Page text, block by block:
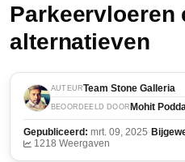
Parkeervloeren
alternatieven
AUTEURTeam Stone Galleria
BEOORDEELD DOOR Mohit
Gepubliceerd: mrt. 09, 2025·
1218 Weergaven